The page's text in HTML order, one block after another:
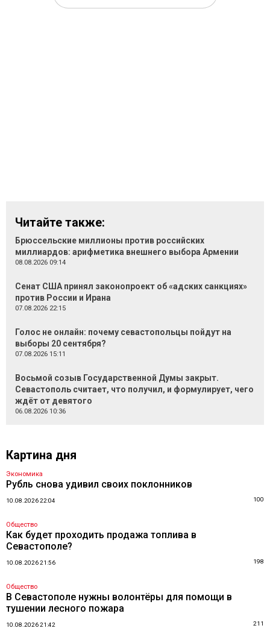
Читайте также:
Брюссельские миллионы против российских
миллиардов: арифметика внешнего выбора Армении
08.08.2026 09:14
Сенат США принял законопроект об «адских санкциях»
против России и Ирана
07.08.2026 22:15
Голос не онлайн: почему севастопольцы пойдут на
выборы 20 сентября?
07.08.2026 15:11
Восьмой созыв Государственной Думы закрыт.
Севастополь считает, что получил, и формулирует, чего
ждёт от девятого
06.08.2026 10:36
Картина дня
Экономика
Рубль снова удивил своих поклонников
10.08.2026 22:04 100
Общество
Как будет проходить продажа топлива в
Севастополе?
10.08.2026 21:56 198
Общество
В Севастополе нужны волонтёры для помощи в
тушении лесного пожара
10.08.2026 21:42 211